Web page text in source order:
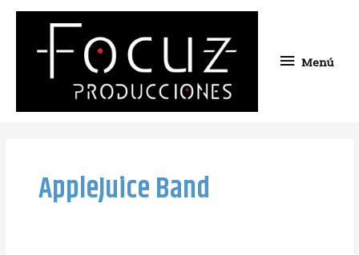
Menú
AppleJuice Band